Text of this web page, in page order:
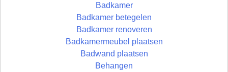
Badkamer
Badkamer betegelen
Badkamer renoveren
Badkamermeubel plaatsen
Badwand plaatsen
Behangen